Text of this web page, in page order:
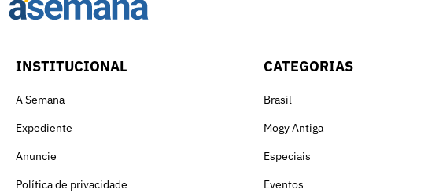
INSTITUCIONAL
A Semana
Expediente
Anuncie
Política de privacidade
CATEGORIAS
Brasil
Mogy Antiga
Especiais
Eventos